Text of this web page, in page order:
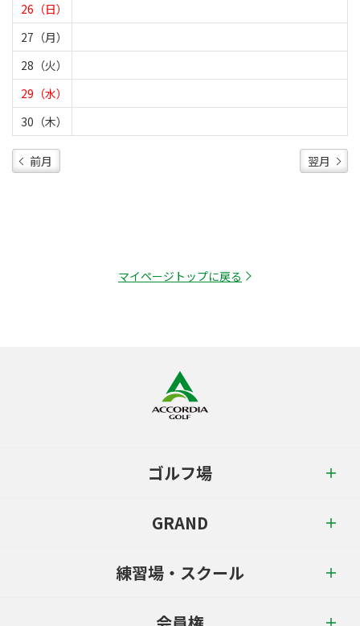
26（日）
27（月）
28（火）
29（水）
30（木）
前月 翌月
マイページトップに戻る
ゴルフ場
GRAND
練習場・スクール